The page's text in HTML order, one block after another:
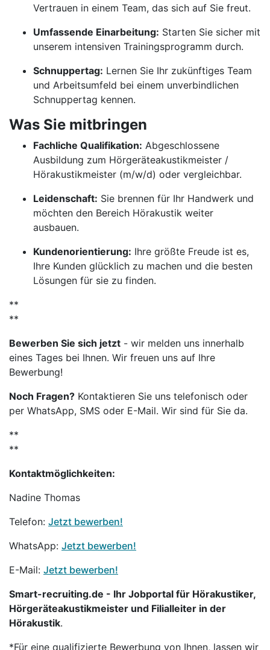
Vertrauen in einem Team, das sich auf Sie freut.
Umfassende Einarbeitung: Starten Sie sicher mit
unserem intensiven Trainingsprogramm durch.
Schnuppertag: Lernen Sie Ihr zukünftiges Team
und Arbeitsumfeld bei einem unverbindlichen
Schnuppertag kennen.
Was Sie mitbringen
Fachliche Qualifikation: Abgeschlossene
Ausbildung zum Hörgeräteakustikmeister /
Hörakustikmeister (m/w/d) oder vergleichbar.
Leidenschaft: Sie brennen für Ihr Handwerk und
möchten den Bereich Hörakustik weiter
ausbauen.
Kundenorientierung: Ihre größte Freude ist es,
Ihre Kunden glücklich zu machen und die besten
Lösungen für sie zu finden.
**
**
Bewerben Sie sich jetzt - wir melden uns innerhalb
eines Tages bei Ihnen. Wir freuen uns auf Ihre
Bewerbung!
Noch Fragen? Kontaktieren Sie uns telefonisch oder
per WhatsApp, SMS oder E-Mail. Wir sind für Sie da.
**
**
Kontaktmöglichkeiten:
Nadine Thomas
Telefon: Jetzt bewerben!
WhatsApp: Jetzt bewerben!
E-Mail: Jetzt bewerben!
Smart-recruiting.de - Ihr Jobportal für Hörakustiker,
Hörgeräteakustikmeister und Filialleiter in der
Hörakustik.
*Für eine qualifizierte Bewerbung von Ihnen, lassen wir